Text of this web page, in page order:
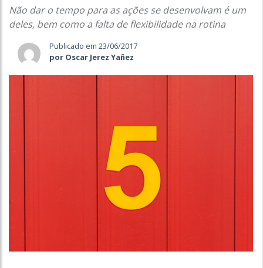
Não dar o tempo para as ações se desenvolvam é um
deles, bem como a falta de flexibilidade na rotina
Publicado em 23/06/2017
por Oscar Jerez Yañez